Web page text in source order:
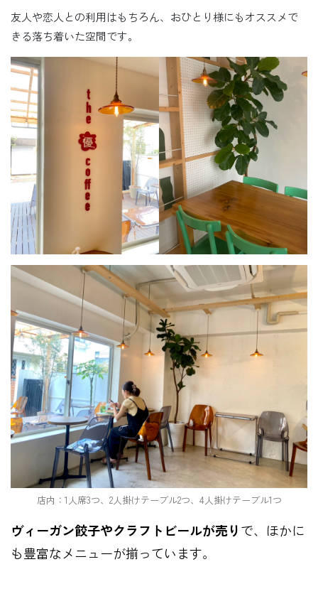
友人や恋人との利用はもちろん、おひとり様にもオススメで
きる落ち着いた空間です。
店内：1人席3つ、2人掛けテーブル2つ、4人掛けテーブル1つ
ヴィーガン餃子やクラフトビールが売りで、ほかに
も豊富なメニューが揃っています。